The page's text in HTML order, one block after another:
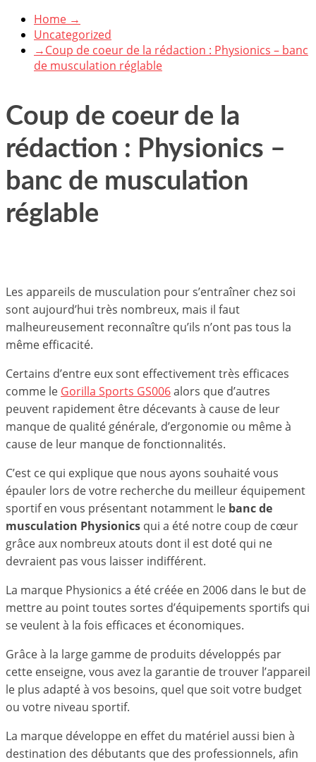
Home →
Uncategorized
→Coup de coeur de la rédaction : Physionics – banc
de musculation réglable
Coup de coeur de la
rédaction : Physionics –
banc de musculation
réglable
Les appareils de musculation pour s’entraîner chez soi
sont aujourd’hui très nombreux, mais il faut
malheureusement reconnaître qu’ils n’ont pas tous la
même efficacité.
Certains d’entre eux sont effectivement très efficaces
comme le Gorilla Sports GS006alors que d’autres
peuvent rapidement être décevants à cause de leur
manque de qualité générale, d’ergonomie ou même à
cause de leur manque de fonctionnalités.
C’est ce qui explique que nous ayons souhaité vous
épauler lors de votre recherche du meilleur équipement
sportif en vous présentant notamment le banc de
musculation Physionics qui a été notre coup de cœur
grâce aux nombreux atouts dont il est doté qui ne
devraient pas vous laisser indifférent.
La marque Physionics a été créée en 2006 dans le but de
mettre au point toutes sortes d’équipements sportifs qui
se veulent à la fois efficaces et économiques.
Grâce à la large gamme de produits développés par
cette enseigne, vous avez la garantie de trouver l’appareil
le plus adapté à vos besoins, quel que soit votre budget
ou votre niveau sportif.
La marque développe en effet du matériel aussi bien à
destination des débutants que des professionnels, afin